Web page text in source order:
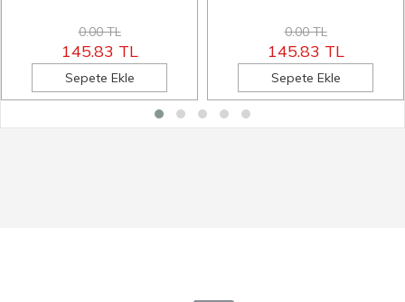
0.00 TL
145.83 TL
Sepete Ekle
0.00 TL
145.83 TL
Sepete Ekle